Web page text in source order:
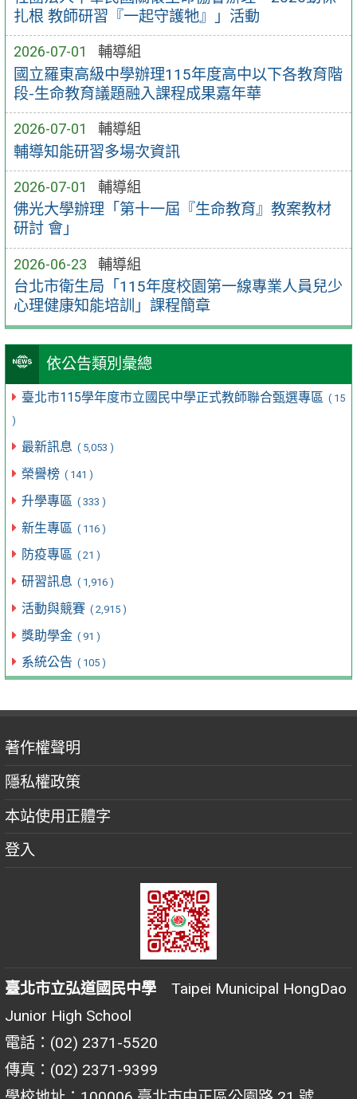
扎根 教師研習『一起守護牠』」活動
2026-07-01 輔導組
國立羅東高級中學辦理115年度高中以下各教育階
段-生命教育議題融入課程成果嘉年華
2026-07-01 輔導組
輔導知能研習多場次資訊
2026-07-01 輔導組
佛光大學辦理「第十一屆『生命教育』教案教材
研討 會」
2026-06-23 輔導組
台北市衛生局「115年度校園第一線專業人員兒少
心理健康知能培訓」課程簡章
依公告類別彙總
臺北市115學年度市立國民中學正式教師聯合甄選專區 ( 15
)
最新訊息 ( 5,053 )
榮譽榜 ( 141 )
升學專區 ( 333 )
新生專區 ( 116 )
防疫專區 ( 21 )
研習訊息 ( 1,916 )
活動與競賽 ( 2,915 )
獎助學金 ( 91 )
系統公告 ( 105 )
著作權聲明
隱私權政策
本站使用正體字
登入
臺北市立弘道國民中學 Taipei Municipal HongDao
Junior High School
電話：(02) 2371-5520
傳真：(02) 2371-9399